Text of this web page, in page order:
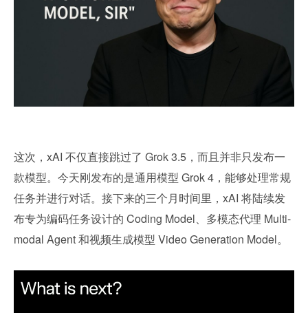
这次，xAI 不仅直接跳过了 Grok 3.5，而且并非只发布一
款模型。今天刚发布的是通用模型 Grok 4，能够处理常规
任务并进行对话。接下来的三个月时间里，xAI 将陆续发
布专为编码任务设计的 Coding Model、多模态代理 Multi-
modal Agent 和视频生成模型 Video Generation Model。